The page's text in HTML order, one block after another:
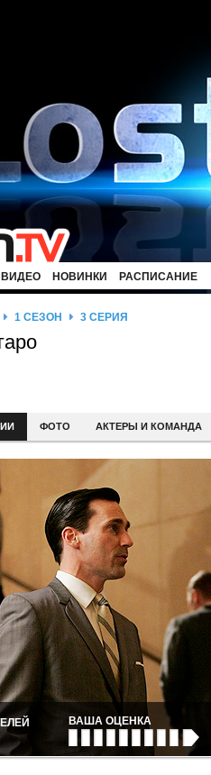
ВИДЕО НОВИНКИ РАСПИСАНИЕ
1 СЕЗОН 3 СЕРИЯ
ФОТО АКТЕРЫ И КОМАНДА
ВАША ОЦЕНКА